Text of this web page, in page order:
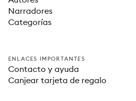
Narradores
Categorías
ENLACES IMPORTANTES
Contacto y ayuda
Canjear tarjeta de regalo